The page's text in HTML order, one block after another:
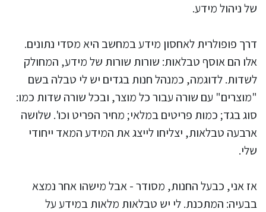
של ניהול מידע.
דרך פופולרית לאחסון מידע במחשב היא מסדי נתונים.
אלו הם אוסף טבלאות: שורות שורות של מידע, המחולק
לשדות. לדוגמה, כמנהל חנות בגדים יש לי טבלה בשם
"מוצרים" עם שורה עבור כל מוצר, ובכל שורה שדות כמו:
סוג בגד; כמות פריטים במלאי; מחיר הפריט וכו'. שלושה
ארבעה טבלאות, יצליחו לייצג את המידע המאד ייחודי
שלי.
אז אני, כבעל החנות, מסודר - אבל מישהו אחר נמצא
בבעיה: המתכנת. לי יש טבלאות מלאות במידע על